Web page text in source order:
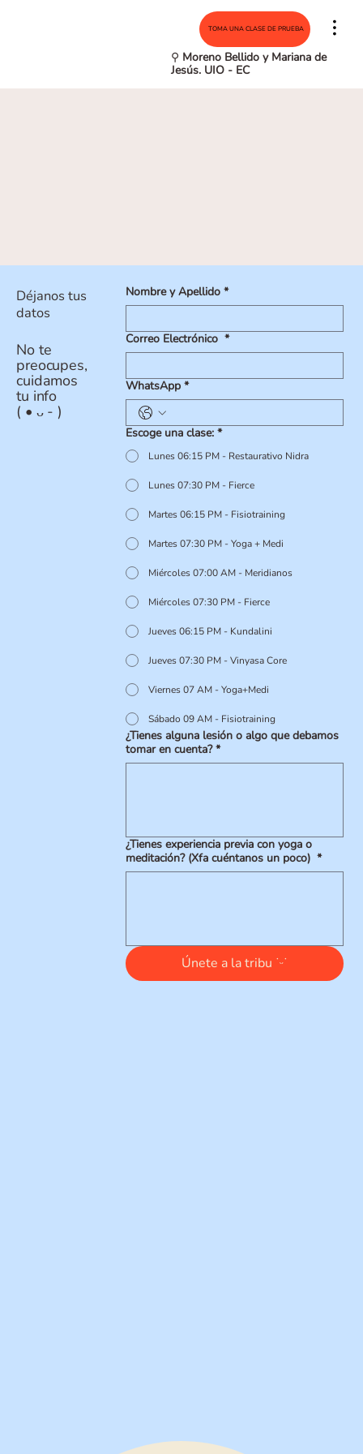
TOMA UNA CLASE DE PRUEBA
⚲ Moreno Bellido y Mariana de
Jesús. UIO - EC
Déjanos tus
datos
No te
preocupes,
cuidamos
tu info
( • ᴗ - )
Nombre y Apellido *
Correo Electrónico *
WhatsApp *
Escoge una clase: *
Lunes 06:15 PM - Restaurativo Nidra
Lunes 07:30 PM - Fierce
Martes 06:15 PM - Fisiotraining
Martes 07:30 PM - Yoga + Medi
Miércoles 07:00 AM - Meridianos
Miércoles 07:30 PM - Fierce
Jueves 06:15 PM - Kundalini
Jueves 07:30 PM - Vinyasa Core
Viernes 07 AM - Yoga+Medi
Sábado 09 AM - Fisiotraining
¿Tienes alguna lesión o algo que debamos
tomar en cuenta? *
¿Tienes experiencia previa con yoga o
meditación? (Xfa cuéntanos un poco) *
Únete a la tribu ˙ᵕ˙